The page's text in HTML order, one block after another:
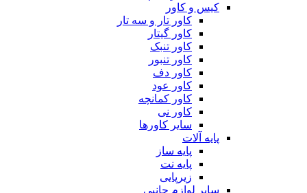
کیس و کاور
کاور تار و سه تار
کاور گیتار
کاور تنبک
کاور تنبور
کاور دف
کاور عود
کاور کمانچه
کاور نی
سایر کاورها
پایه آلات
پایه ساز
پایه نت
زیرپایی
سایر لوازم جانبی